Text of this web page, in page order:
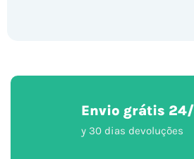
Envio grátis
y 30 dias devoluções